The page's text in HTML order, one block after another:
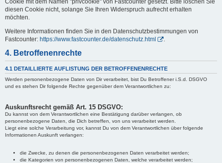
diesen Cookie nicht, solange Sie Ihren Widerspruch aufrecht erhalten
möchten.
Weitere Informationen finden Sie in den Datenschutzbestimmungen von
Fastcounter: https://www.fastcounter.de/datenschutz.html
4. Betroffenenrechte
4.1 DETAILLIERTE AUFLISTUNG DER BETROFFENENRECHTE
Werden personenbezogene Daten von Dir verarbeitet, bist Du Betroffener i.S.d. DSGVO
und es stehen Dir folgende Rechte gegenüber dem Verantwortlichen zu:
Auskunftsrecht gemäß Art. 15 DSGVO:
Du kannst von dem Verantwortlichen eine Bestätigung darüber verlangen, ob
personenbezogene Daten, die Dich betreffen, von uns verarbeitet werden.
Liegt eine solche Verarbeitung vor, kannst Du von dem Verantwortlichen über folgende
Informationen Auskunft verlangen:
die Zwecke, zu denen die personenbezogenen Daten verarbeitet werden;
die Kategorien von personenbezogenen Daten, welche verarbeitet werden;